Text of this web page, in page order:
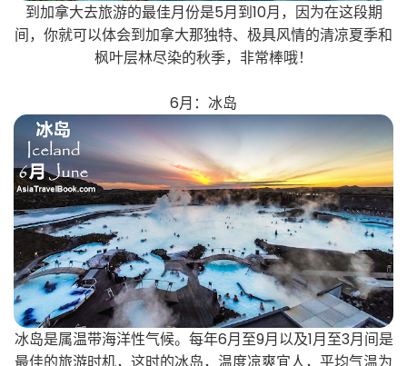
到加拿大去旅游的最佳月份是5月到10月，因为在这段期
间，你就可以体会到加拿大那独特、极具风情的清凉夏季和
枫叶层林尽染的秋季，非常棒哦！
6月：冰岛
冰岛是属温带海洋性气候。每年6月至9月以及1月至3月间是
最佳的旅游时机，这时的冰岛，温度凉爽宜人，平均气温为